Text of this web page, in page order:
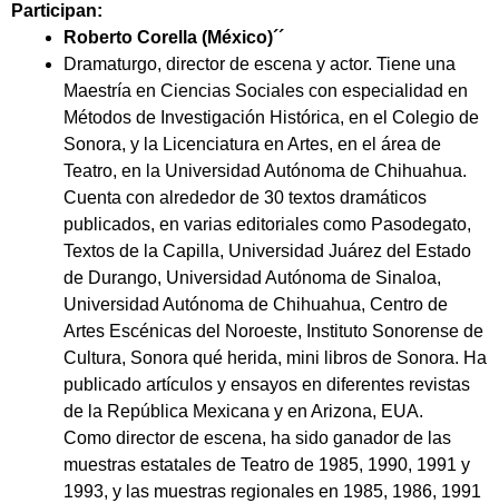
Participan:
Roberto Corella (México)´´
Dramaturgo, director de escena y actor. Tiene una
Maestría en Ciencias Sociales con especialidad en
Métodos de Investigación Histórica, en el Colegio de
Sonora, y la Licenciatura en Artes, en el área de
Teatro, en la Universidad Autónoma de Chihuahua.
Cuenta con alrededor de 30 textos dramáticos
publicados, en varias editoriales como Pasodegato,
Textos de la Capilla, Universidad Juárez del Estado
de Durango, Universidad Autónoma de Sinaloa,
Universidad Autónoma de Chihuahua, Centro de
Artes Escénicas del Noroeste, Instituto Sonorense de
Cultura, Sonora qué herida, mini libros de Sonora. Ha
publicado artículos y ensayos en diferentes revistas
de la República Mexicana y en Arizona, EUA.
Como director de escena, ha sido ganador de las
muestras estatales de Teatro de 1985, 1990, 1991 y
1993, y las muestras regionales en 1985, 1986, 1991